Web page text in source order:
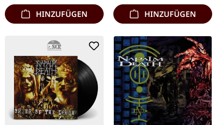
HINZUFÜGEN HINZUFÜGEN